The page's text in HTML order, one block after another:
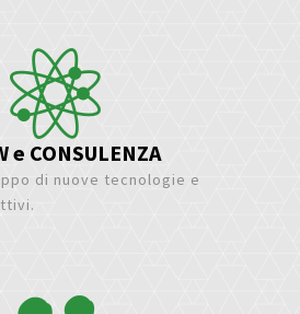
e CONSULENZA
di nuove tecnologie e